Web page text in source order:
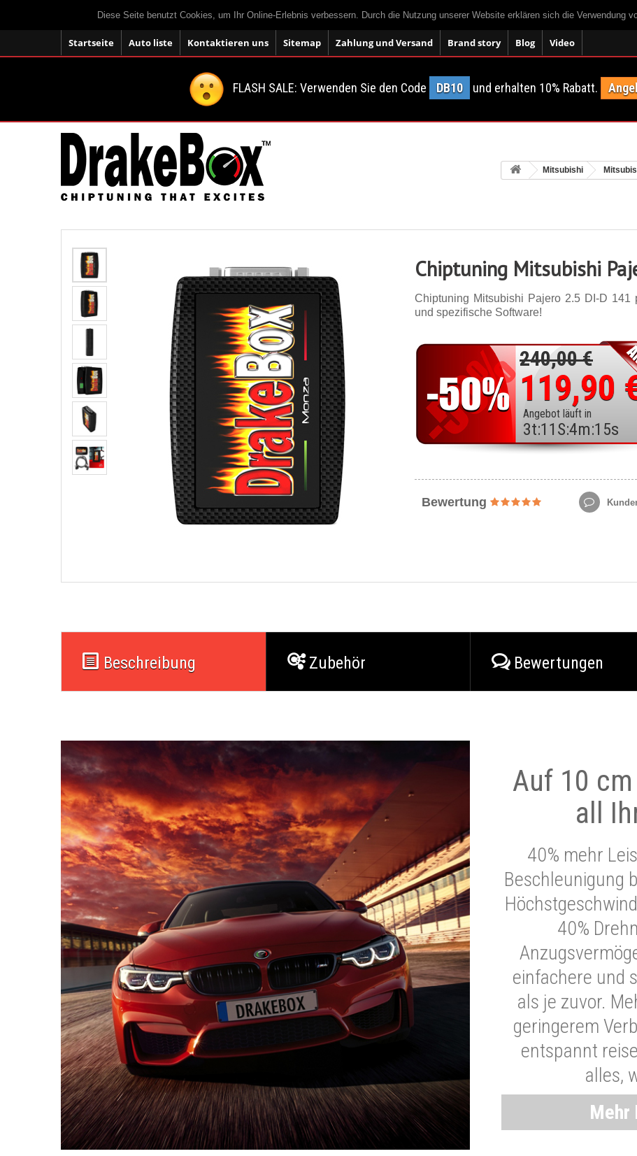
Diese Seite benutzt Cookies, um Ihr Online-Erlebnis verbessern. Durch die Nutzung unserer Website erklären sich die Verwendung
Startseite Auto liste Kontaktieren uns Sitemap Zahlung und Versand Brand story Blog Video
FLASH SALE: Verwenden Sie den Code DB10 und erhalten 10% Rabatt.
Mitsubishi
Chiptuning Mitsubishi
Chiptuning Mitsubishi Pajero 2.5 DI-D
und spezifische Software!
240,00 €
119,90
Angebot läuft in
3t:11 S:4m:13s
Bewertung
Beschreibung Zubehör Bewertungen
Auf 10
all
40% mehr
Beschleunigung
40%
einfachere und
als je zuvor.
geringerem
entspannt
alles,
Mehr